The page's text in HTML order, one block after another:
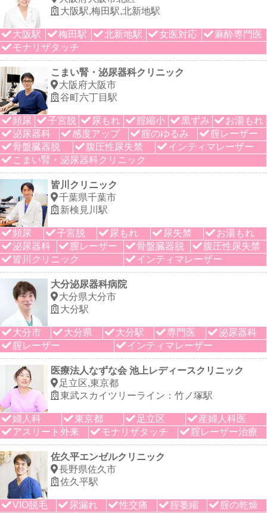
大阪駅,梅田駅,北新地駅
大阪駅 梅田駅 北新地駅 女医対応
麻酔専門医
モナリザタッチ
こまい腎・泌尿器科クリニック
大阪府大阪市
谷町六丁目駅
頻尿 子宮脱 尿もれ 腟縮小 黒ずみ
お湯もれ
泌尿器科
感度アップ 腟のゆるみ
腟レーザー
骨盤臓器脱
腹圧性尿失禁
インティマレーザー
こまい腎・泌尿器科クリニック
皆川クリニック
千葉県千葉市
新検見川駅
頻尿 子宮脱 尿もれ 尿失禁
お湯もれ
泌尿器科
膣レーザー 骨盤臓器脱
腹圧性尿失禁
皆川クリニック
インティマレーザー
大分泌尿器科病院
大分県大分市
大分駅
大分市 大分県 大分駅 専門医
泌尿器科
腟レーザー
インティマレーザー
医療法人なずな会 池上レディースクリニック
足立区,東京都
東武スカイツリーライン：竹ノ塚駅
婦人科 東京都 足立区
産婦人科医
アスリート外来
モナリザタッチ 腟レーザー治療
佐久平エンゼルクリニック
長野県佐久市
佐久平駅
VIO脱毛 尿漏れ 性交痛 腟萎縮
腟の乾燥